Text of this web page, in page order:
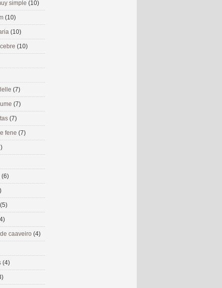
simple (10)
(10)
(10)
(10)
(7)
(7)
(7)
fene (7)
(6)
(5)
caaveiro (4)
(4)